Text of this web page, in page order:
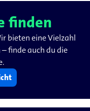
finden
bieten eine Vielzahl
finde auch du die